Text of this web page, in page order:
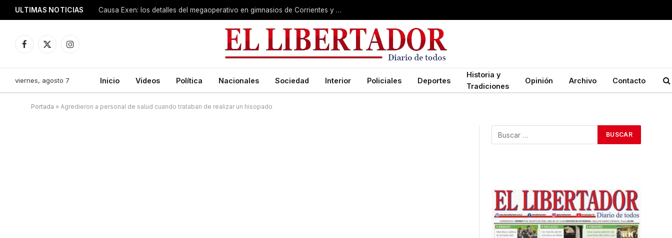
ULTIMAS NOTICIAS Causa Exen: los detalles del megaoperativo en gimnasios de Corrientes y Chaco
Facebook
X
Instagram
viernes, agosto 7 Inicio Videos Política Nacionales Sociedad Interior Policiales Deportes
Historia y
Tradiciones
Opinión Archivo Contacto
Portada » Agredieron a personal de salud cuando trataban de realizar un hisopado